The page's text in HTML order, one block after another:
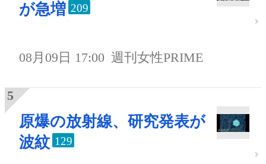
が急増 209
08月09日 17:00 週刊女性PRIME
原爆の放射線、研究発表が
波紋 129